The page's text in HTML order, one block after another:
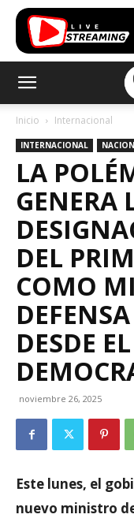
Inicio Internacional
INTERNACIONAL
LA
GENERA
DEL
COMO
DESDE
noviembre 26, 2025
Este lunes, el
nuevo ministro